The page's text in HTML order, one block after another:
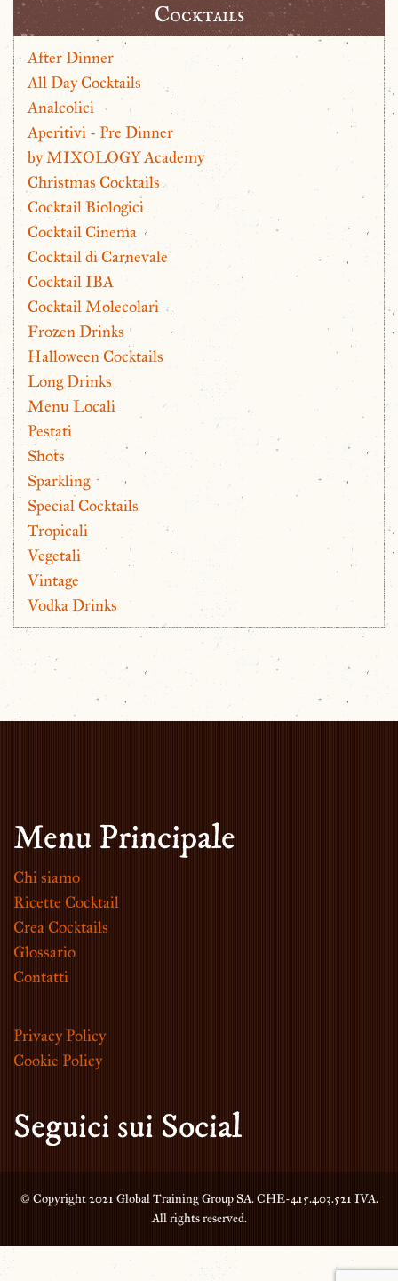
Cocktails
After Dinner
All Day Cocktails
Analcolici
Aperitivi - Pre Dinner
by MIXOLOGY Academy
Christmas Cocktails
Cocktail Biologici
Cocktail Cinema
Cocktail di Carnevale
Cocktail IBA
Cocktail Molecolari
Frozen Drinks
Halloween Cocktails
Long Drinks
Menu Locali
Pestati
Shots
Sparkling
Special Cocktails
Tropicali
Vegetali
Vintage
Vodka Drinks
Menu Principale
Chi siamo
Ricette Cocktail
Crea Cocktails
Glossario
Contatti
Privacy Policy
Cookie Policy
Seguici sui Social
© Copyright 2021 Global Training Group SA. CHE-415.403.521 IVA.
All rights reserved.